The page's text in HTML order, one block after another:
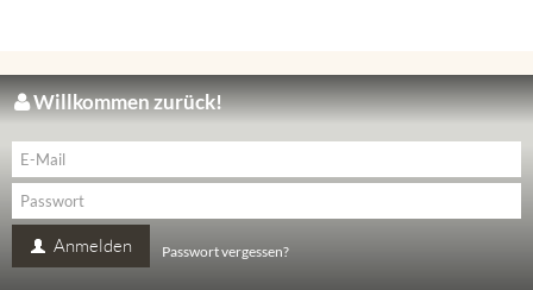
Willkommen zurück!
Anmelden Passwort vergessen?